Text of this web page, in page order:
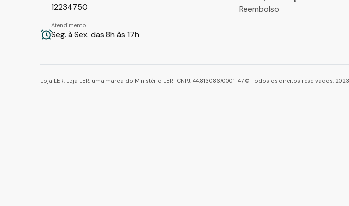
12234750
Atendimento
Seg. à Sex. das 8h às 17h
Reembolso
Loja LER. Loja LER, uma marca do Ministério LER | CNPJ: 44.813.086/0001-47 © Todos os direitos reservados. 2023